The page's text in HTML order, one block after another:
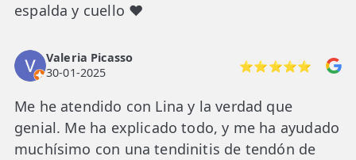
espalda y cuello ♥️
Valeria Picasso
30-01-2025
⭐⭐⭐⭐⭐
Me he atendido con Lina y la verdad que
genial. Me ha explicado todo, y me ha ayudado
muchísimo con una tendinitis de tendón de